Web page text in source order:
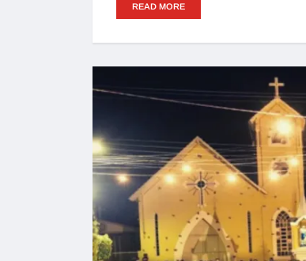
READ MORE